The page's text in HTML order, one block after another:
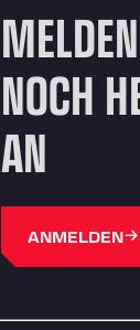
NOCH
AN
ANMELDEN